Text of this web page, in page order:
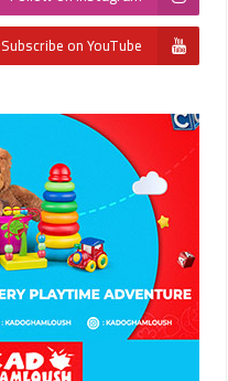
Subscribe on YouTube